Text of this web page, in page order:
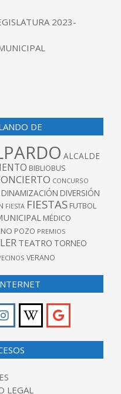
2023-
DE
ALCALDE
BIBLIOBUS
CONCURSO
DINAMIZACIÓN DIVERSIÓN
FIESTA FIESTAS FUTBOL
MÉDICO
POZO PREMIOS
TEATRO TORNEO
VERANO
LEGAL